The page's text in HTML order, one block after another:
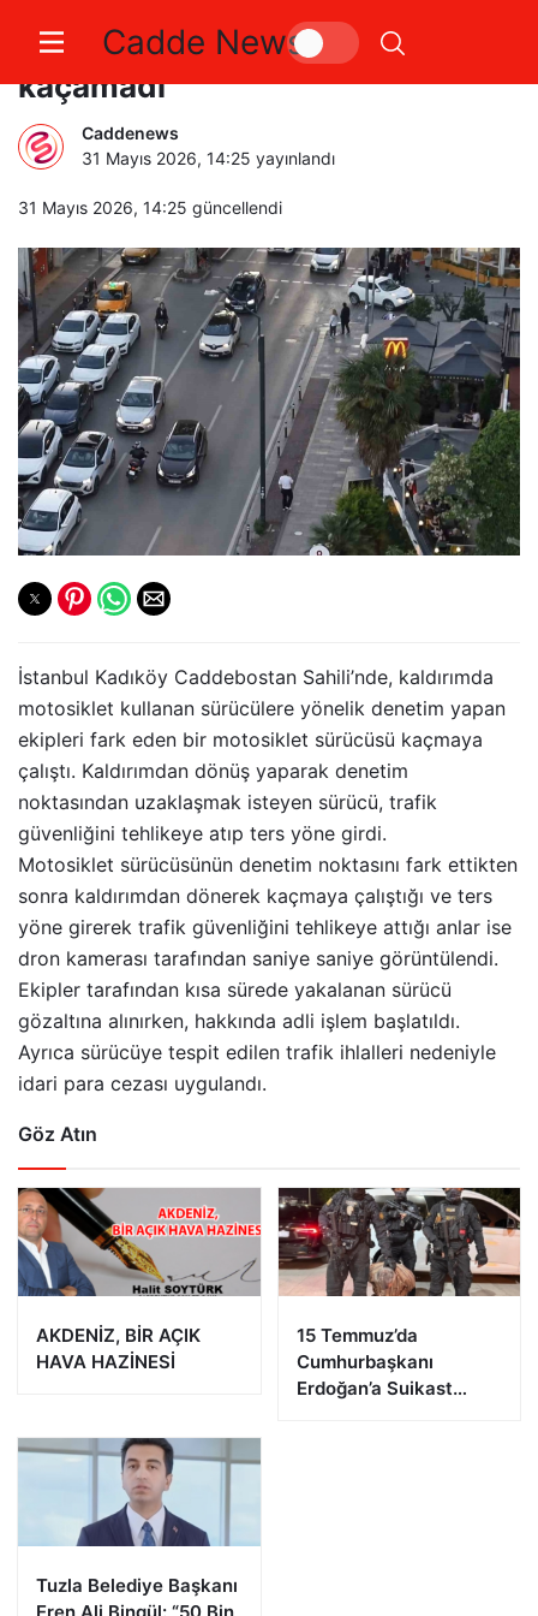
Cadde News
Uyanık motorcu ekiplerden
kaçamadı
Caddenews
31 Mayıs 2026, 14:25 yayınlandı
31 Mayıs 2026, 14:25 güncellendi
İstanbul Kadıköy Caddebostan Sahili’nde, kaldırımda
motosiklet kullanan sürücülere yönelik denetim yapan
ekipleri fark eden bir motosiklet sürücüsü kaçmaya
çalıştı. Kaldırımdan dönüş yaparak denetim
noktasından uzaklaşmak isteyen sürücü, trafik
güvenliğini tehlikeye atıp ters yöne girdi.
Motosiklet sürücüsünün denetim noktasını fark ettikten
sonra kaldırımdan dönerek kaçmaya çalıştığı ve ters
yöne girerek trafik güvenliğini tehlikeye attığı anlar ise
dron kamerası tarafından saniye saniye görüntülendi.
Ekipler tarafından kısa sürede yakalanan sürücü
gözaltına alınırken, hakkında adli işlem başlatıldı.
Ayrıca sürücüye tespit edilen trafik ihlalleri nedeniyle
idari para cezası uygulandı.
Göz Atın
AKDENİZ, BİR AÇIK
HAVA HAZİNESİ
15 Temmuz’da
Cumhurbaşkanı
Erdoğan’a Suikast
Tuzla Belediye Başkanı